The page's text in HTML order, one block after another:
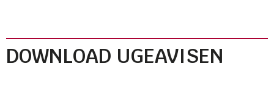
DOWNLOAD UGEAVISEN